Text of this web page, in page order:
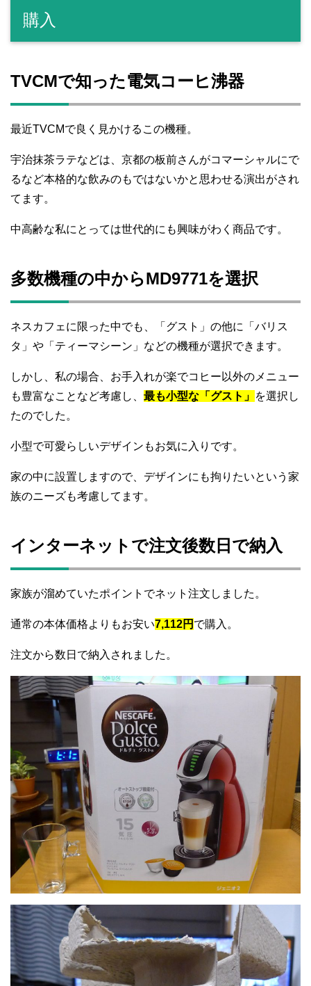
購入
TVCMで知った電気コーヒ沸器
最近TVCMで良く見かけるこの機種。
宇治抹茶ラテなどは、京都の板前さんがコマーシャルにで
るなど本格的な飲みのもではないかと思わせる演出がされ
てます。
中高齢な私にとっては世代的にも興味がわく商品です。
多数機種の中からMD9771を選択
ネスカフェに限った中でも、「グスト」の他に「バリス
タ」や「ティーマシーン」などの機種が選択できます。
しかし、私の場合、お手入れが楽でコヒー以外のメニュー
も豊富なことなど考慮し、 最も小型な「グスト」 を選択し
たのでした。
小型で可愛らしいデザインもお気に入りです。
家の中に設置しますので、デザインにも拘りたいという家
族のニーズも考慮してます。
インターネットで注文後数日で納入
家族が溜めていたポイントでネット注文しました。
通常の本体価格よりもお安い7,112円 で購入。
注文から数日で納入されました。